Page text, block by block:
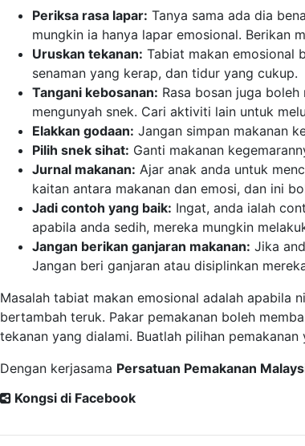
Periksa rasa lapar: Tanya sama ada dia
mungkin ia hanya lapar emosional. Berikan
Uruskan tekanan: Tabiat makan emosional
senaman yang kerap, dan tidur yang cukup.
Tangani kebosanan: Rasa bosan juga
mengunyah snek. Cari aktiviti lain untuk
Elakkan godaan: Jangan simpan makanan
Pilih snek sihat: Ganti makanan
Jurnal makanan: Ajar anak anda untuk
kaitan antara makanan dan emosi, dan ini
Jadi contoh yang baik: Ingat, anda ialah
apabila anda sedih, mereka mungkin
Jangan berikan ganjaran makanan: Jika
Jangan beri ganjaran atau disiplinkan
Masalah tabiat makan emosional adalah apabila
bertambah teruk. Pakar pemakanan boleh
tekanan yang dialami. Buatlah pilihan
Dengan kerjasama Persatuan Pemakanan
Kongsi di Facebook